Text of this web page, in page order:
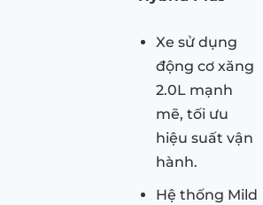
Xe sử dụng
động cơ xăng
2.0L mạnh
mẽ, tối ưu
hiệu suất vận
hành.
Hệ thống Mild